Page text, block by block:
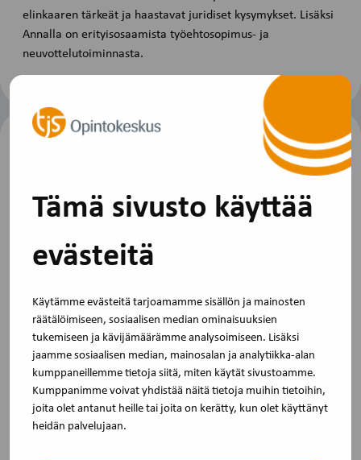
Tämä sivusto käyttää
evästeitä
Käytämme evästeitä tarjoamamme sisällön ja mainosten
räätälöimiseen, sosiaalisen median ominaisuuksien
tukemiseen ja kävijämäärämme analysoimiseen. Lisäksi
jaamme sosiaalisen median, mainosalan ja analytiikka-alan
kumppaneillemme tietoja siitä, miten käytät sivustoamme.
Kumppanimme voivat yhdistää näitä tietoja muihin tietoihin,
joita olet antanut heille tai joita on kerätty, kun olet käyttänyt
heidän palvelujaan.
elinkaaren tärkeät ja haastavat juridiset kysymykset. Lisäksi
Annalla on erityisosaamista työehtosopimus- ja
neuvottelutoiminnasta.
Viimeinen ilmoittautumispäivä
Peruutusehdot
koulutuksen alkua. Jos perut myöhemmin tai et peru
lainkaan, veloitamme osallistumismaksun.
Lisätietoja
Lisätietoa saat osoitteesta toimisto@tjs-